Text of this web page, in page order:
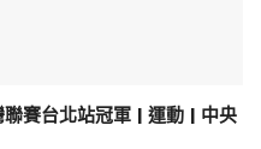
賽台北站冠軍 | 運動 | 中央